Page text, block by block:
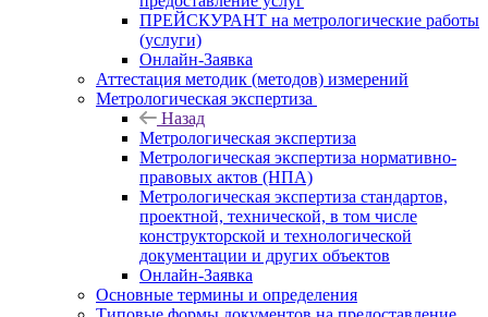
ПРЕЙСКУРАНТ на метрологические работы
(услуги)
Онлайн-Заявка
Аттестация методик (методов) измерений
Метрологическая экспертиза
Назад
Метрологическая экспертиза
Метрологическая экспертиза нормативно-
правовых актов (НПА)
Метрологическая экспертиза стандартов,
проектной, технической, в том числе
конструкторской и технологической
документации и других объектов
Онлайн-Заявка
Основные термины и определения